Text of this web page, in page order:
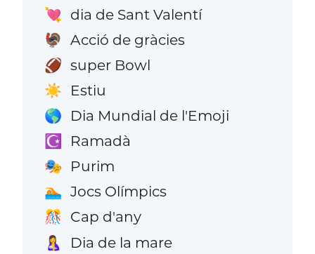
💘 dia de Sant Valentí
🦃 Acció de gràcies
🏈 super Bowl
☀️ Estiu
🌎 Dia Mundial de l'Emoji
☪️ Ramadà
🎭 Purim
🏊 Jocs Olímpics
🎊 Cap d'any
🤱 Dia de la mare